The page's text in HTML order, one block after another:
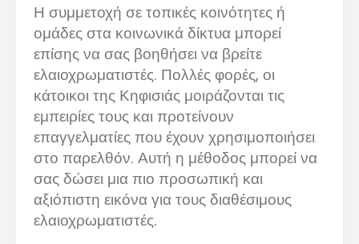
Η συμμετοχή σε τοπικές κοινότητες ή
ομάδες στα κοινωνικά δίκτυα μπορεί
επίσης να σας βοηθήσει να βρείτε
ελαιοχρωματιστές. Πολλές φορές, οι
κάτοικοι της Κηφισιάς μοιράζονται τις
εμπειρίες τους και προτείνουν
επαγγελματίες που έχουν χρησιμοποιήσει
στο παρελθόν. Αυτή η μέθοδος μπορεί να
σας δώσει μια πιο προσωπική και
αξιόπιστη εικόνα για τους διαθέσιμους
ελαιοχρωματιστές.